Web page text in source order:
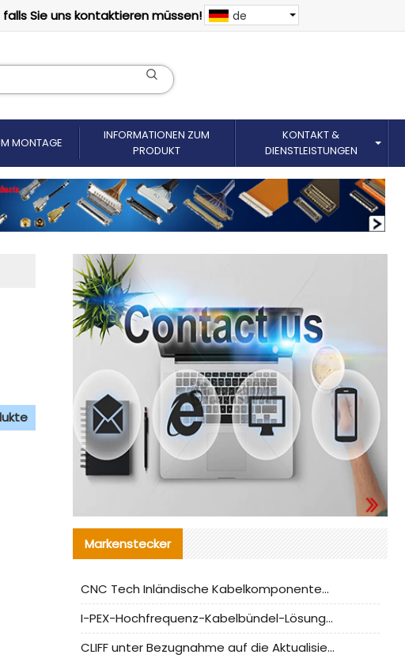
Sie uns kontaktieren müssen! de
MONTAGE
INFORMATIONEN ZUM
PRODUKT
KONTAKT &
DIENSTLEISTUNGEN
Markenstecker
CNC Tech Inländische Kabelkomponentenbewertung und Massenproduktionsanpassungsanleitung
I-PEX-Hochfrequenz-Kabelbündel-Lösung für die heimische Produktion analysiert
CLIFF unter Bezugnahme auf die Aktualisierung der chinesischen Stecker-Testnormen